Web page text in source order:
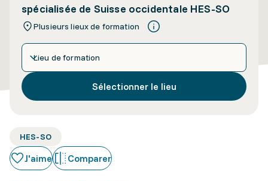
spécialisée de Suisse occidentale HES-SO
Plusieurs lieux de formation
Lieu de formation
Sélectionner le lieu
HES-SO
J'aime Comparer